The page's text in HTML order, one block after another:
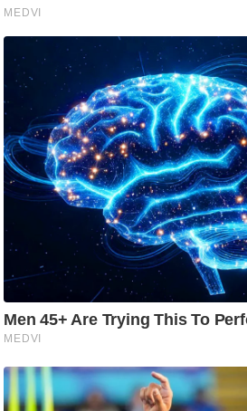
g
N
e
w
s
ला
इ
फ
स्टा
ल
टे
क्नॉ
लॉ
जी
ब्यू
टी